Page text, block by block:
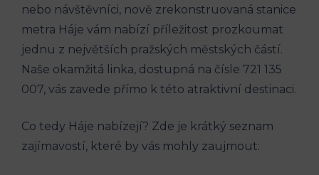
nebo ‍návštěvníci, nově zrekonstruovaná stanice
⁢metra Háje vám nabízí příležitost⁤ prozkoumat
⁣jednu‍ z největších‍ pražských městských​ částí.
⁢Naše okamžitá linka, dostupná na čísle 721 135
007, vás ⁤zavede přímo⁢ k ‌této atraktivní destinaci.
Co tedy Háje nabízejí? Zde je krátký seznam
zajímavostí, které by vás ⁢mohly zaujmout: